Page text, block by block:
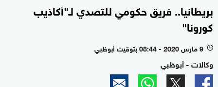
بريطانيا.. فريق حكومي للتصدي لـ"أكاذيب
كورونا"
l 9 مارس 2020 - 08:44 بتوقيت أبوظبي
وكالات - أبوظبي